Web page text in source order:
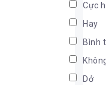
sống. Dù
khuôn
khiến cho
thành tuy
hay bỏ đi
để cảm
ông Thảo
Cực
Hay
Bình
Dở